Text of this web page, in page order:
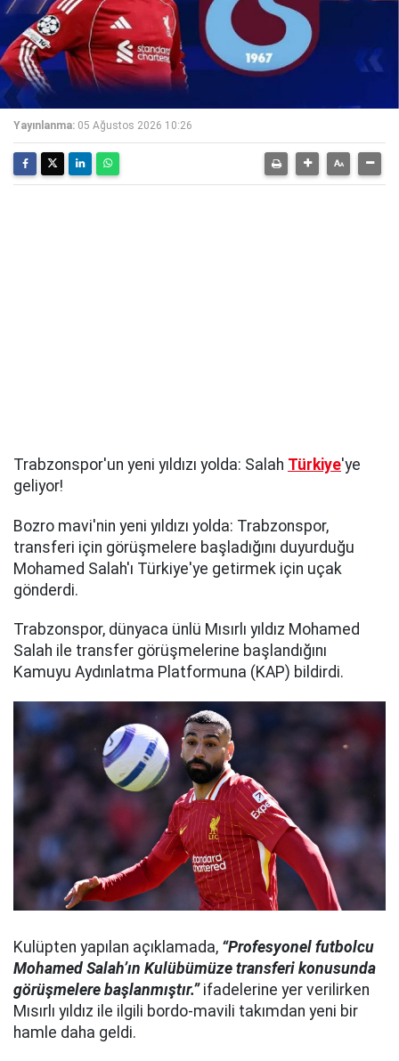
Yayınlanma: 05 Ağustos 2026 10:26
Trabzonspor'un yeni yıldızı yolda: Salah Türkiye'ye
geliyor!
Bozro mavi'nin yeni yıldızı yolda: Trabzonspor,
transferi için görüşmelere başladığını duyurduğu
Mohamed Salah'ı Türkiye'ye getirmek için uçak
gönderdi.
Trabzonspor, dünyaca ünlü Mısırlı yıldız Mohamed
Salah ile transfer görüşmelerine başlandığını
Kamuyu Aydınlatma Platformuna (KAP) bildirdi.
Kulüpten yapılan açıklamada, “Profesyonel futbolcu
Mohamed Salah’ın Kulübümüze transferi konusunda
görüşmelere başlanmıştır.”ifadelerine yer verilirken
Mısırlı yıldız ile ilgili bordo-mavili takımdan yeni bir
hamle daha geldi.